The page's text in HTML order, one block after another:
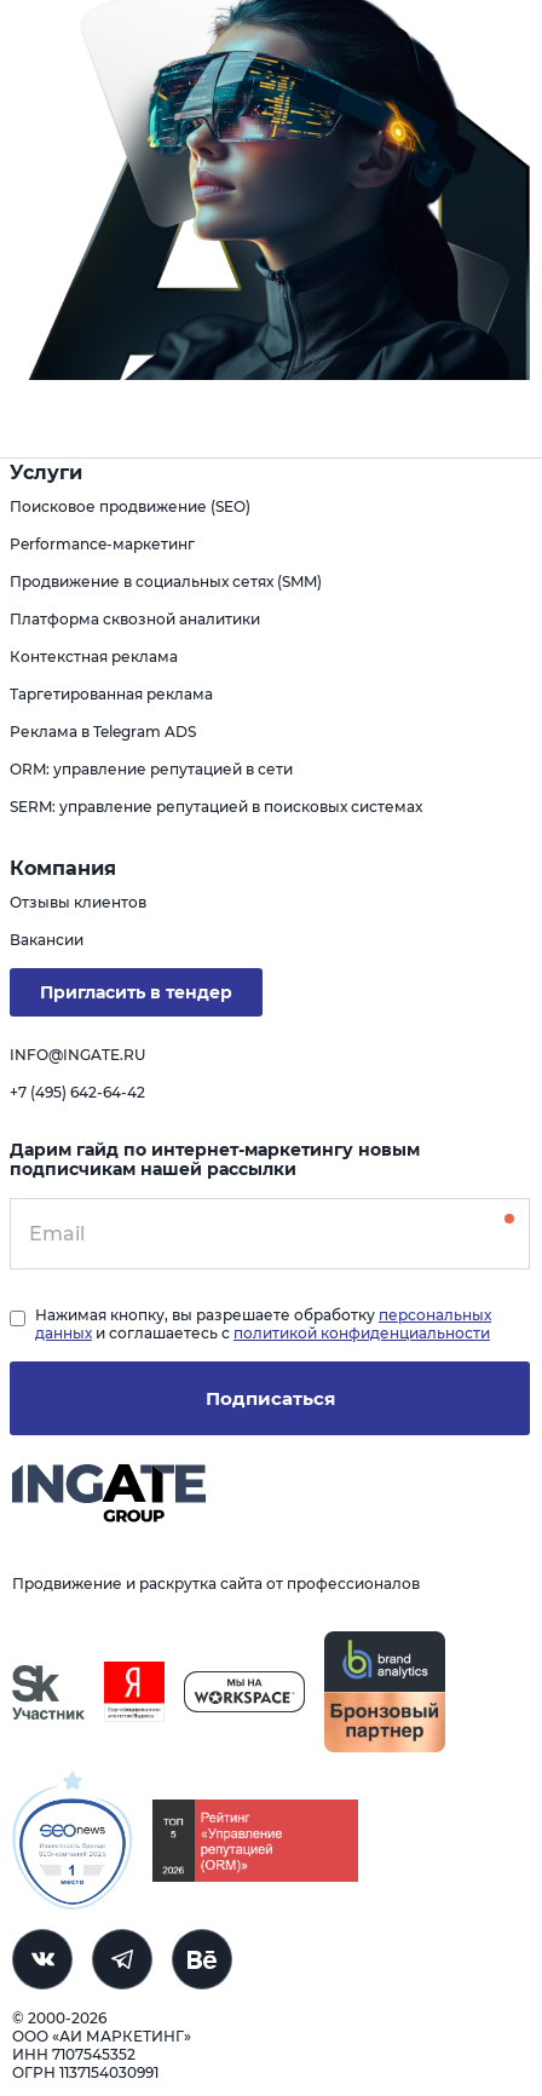
Продвижение и раскрутка сайта от профессионалов
© 2000-2026
ООО «АИ МАРКЕТИНГ»
ИНН 7107545352
ОГРН 1137154030991
Услуги
Поисковое продвижение (SEO)
Performance-маркетинг
Продвижение в социальных сетях (SMM)
Платформа сквозной аналитики
Контекстная реклама
Таргетированная реклама
Реклама в Telegram ADS
ORM: управление репутацией в сети
SERM: управление репутацией в поисковых системах
Компания
Отзывы клиентов
Вакансии
Пригласить в тендер
INFO@INGATE.RU
+7 (495) 642-64-42
Дарим гайд по интернет-маркетингу новым
подписчикам нашей рассылки
Подписаться
Нажимая кнопку, вы разрешаете обработку персональных
данных и соглашаетесь с политикой конфиденциальности